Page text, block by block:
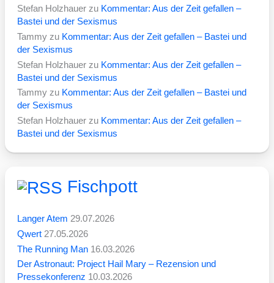
Stefan Holzhauer zu Kommentar: Aus der Zeit gefallen –
Bastei und der Sexismus
Tammy zu Kommentar: Aus der Zeit gefallen – Bastei und
der Sexismus
Stefan Holzhauer zu Kommentar: Aus der Zeit gefallen –
Bastei und der Sexismus
Tammy zu Kommentar: Aus der Zeit gefallen – Bastei und
der Sexismus
Stefan Holzhauer zu Kommentar: Aus der Zeit gefallen –
Bastei und der Sexismus
Fischpott
Langer Atem 29.07.2026
Qwert 27.05.2026
The Running Man 16.03.2026
Der Astronaut: Project Hail Mary – Rezension und
Pressekonferenz 10.03.2026